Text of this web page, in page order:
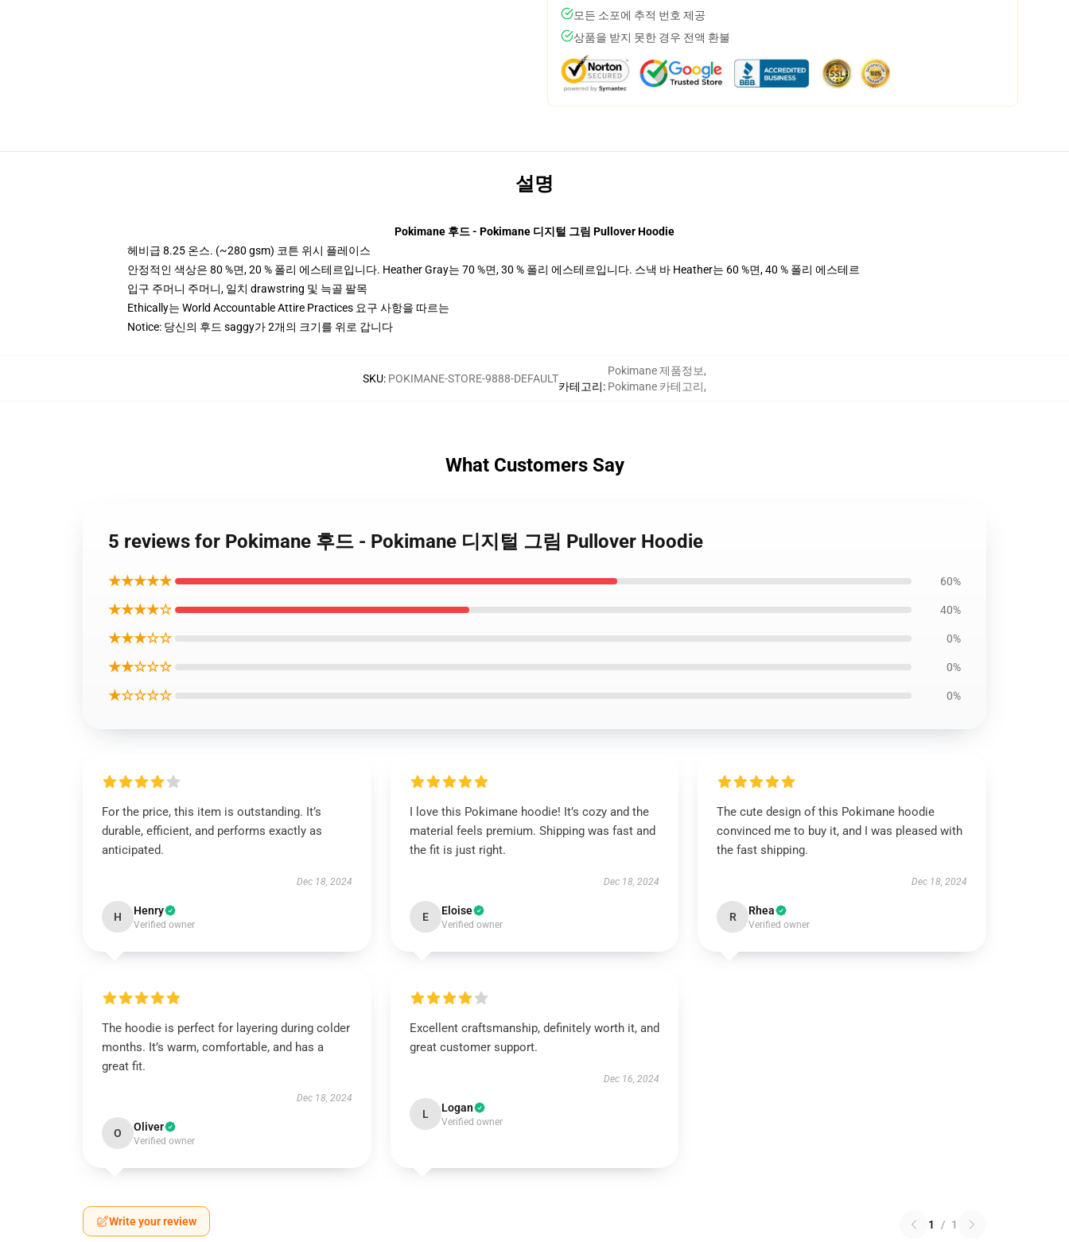
모든 소포에 추적 번호 제공
상품을 받지 못한 경우 전액 환불
설명
Pokimane 후드 - Pokimane 디지털 그림 Pullover Hoodie
헤비급 8.25 온스. (~280 gsm) 코튼 위시 플레이스
안정적인 색상은 80 %면, 20 % 폴리 에스테르입니다. Heather Gray는 70 %면, 30 % 폴리 에스테르입니다. 스낵 바 Heather는 60 %면, 40 % 폴리 에스테르
입구 주머니 주머니, 일치 drawstring 및 늑골 팔목
Ethically는 World Accountable Attire Practices 요구 사항을 따르는
Notice: 당신의 후드 saggy가 2개의 크기를 위로 갑니다
SKU: POKIMANE-STORE-9888-DEFAULT
카테고리:
Pokimane 제품정보,
Pokimane 카테고리,
What Customers Say
5 reviews for Pokimane 후드 - Pokimane 디지털 그림 Pullover Hoodie
★★★★★ 60%
★★★★☆ 40%
★★★☆☆ 0%
★★☆☆☆ 0%
★☆☆☆☆ 0%
For the price, this item is outstanding. It’s
durable, efficient, and performs exactly as
anticipated.
Dec 18, 2024
H Henry
Verified owner
I love this Pokimane hoodie! It’s cozy and the
material feels premium. Shipping was fast and
the fit is just right.
Dec 18, 2024
E Eloise
Verified owner
The cute design of this Pokimane hoodie
convinced me to buy it, and I was pleased with
the fast shipping.
Dec 18, 2024
R Rhea
Verified owner
The hoodie is perfect for layering during colder
months. It’s warm, comfortable, and has a
great fit.
Dec 18, 2024
O Oliver
Verified owner
Excellent craftsmanship, definitely worth it, and
great customer support.
Dec 16, 2024
L Logan
Verified owner
Write your review 1 / 1